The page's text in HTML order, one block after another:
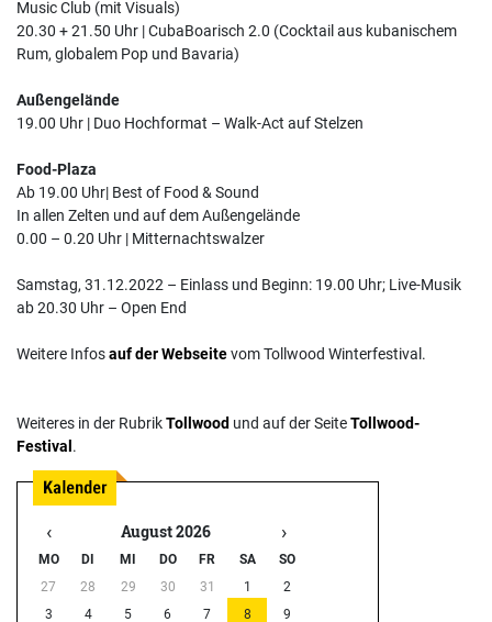
Music Club (mit Visuals)
20.30 + 21.50 Uhr | CubaBoarisch 2.0 (Cocktail aus kubanischem
Rum, globalem Pop und Bavaria)
Außengelände
19.00 Uhr | Duo Hochformat – Walk-Act auf Stelzen
Food-Plaza
Ab 19.00 Uhr| Best of Food & Sound
In allen Zelten und auf dem Außengelände
0.00 – 0.20 Uhr | Mitternachtswalzer
Samstag, 31.12.2022 – Einlass und Beginn: 19.00 Uhr; Live-Musik
ab 20.30 Uhr – Open End
Weitere Infosauf der Webseitevom Tollwood Winterfestival.
Weiteres in der RubrikTollwood und auf der SeiteTollwood-
Festival .
‹ August 2026 ›
MO DI MI DO FR SA
SO
27
28 29 30 31 1
2
3
4 5 6 7 8
9